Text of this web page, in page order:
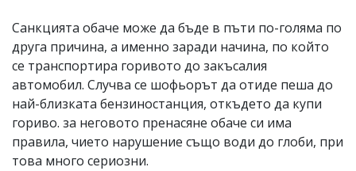
Санкцията обаче може да бъде в пъти по-голяма по
друга причина, а именно заради начина, по който
се транспортира горивото до закъсалия
автомобил. Случва се шофьорът да отиде пеша до
най-близката бензиностанция, откъдето да купи
гориво. за неговото пренасяне обаче си има
правила, чието нарушение също води до глоби, при
това много сериозни.